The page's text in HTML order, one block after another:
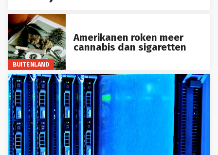
BUITENLAND
Amerikanen roken meer
cannabis dan sigaretten